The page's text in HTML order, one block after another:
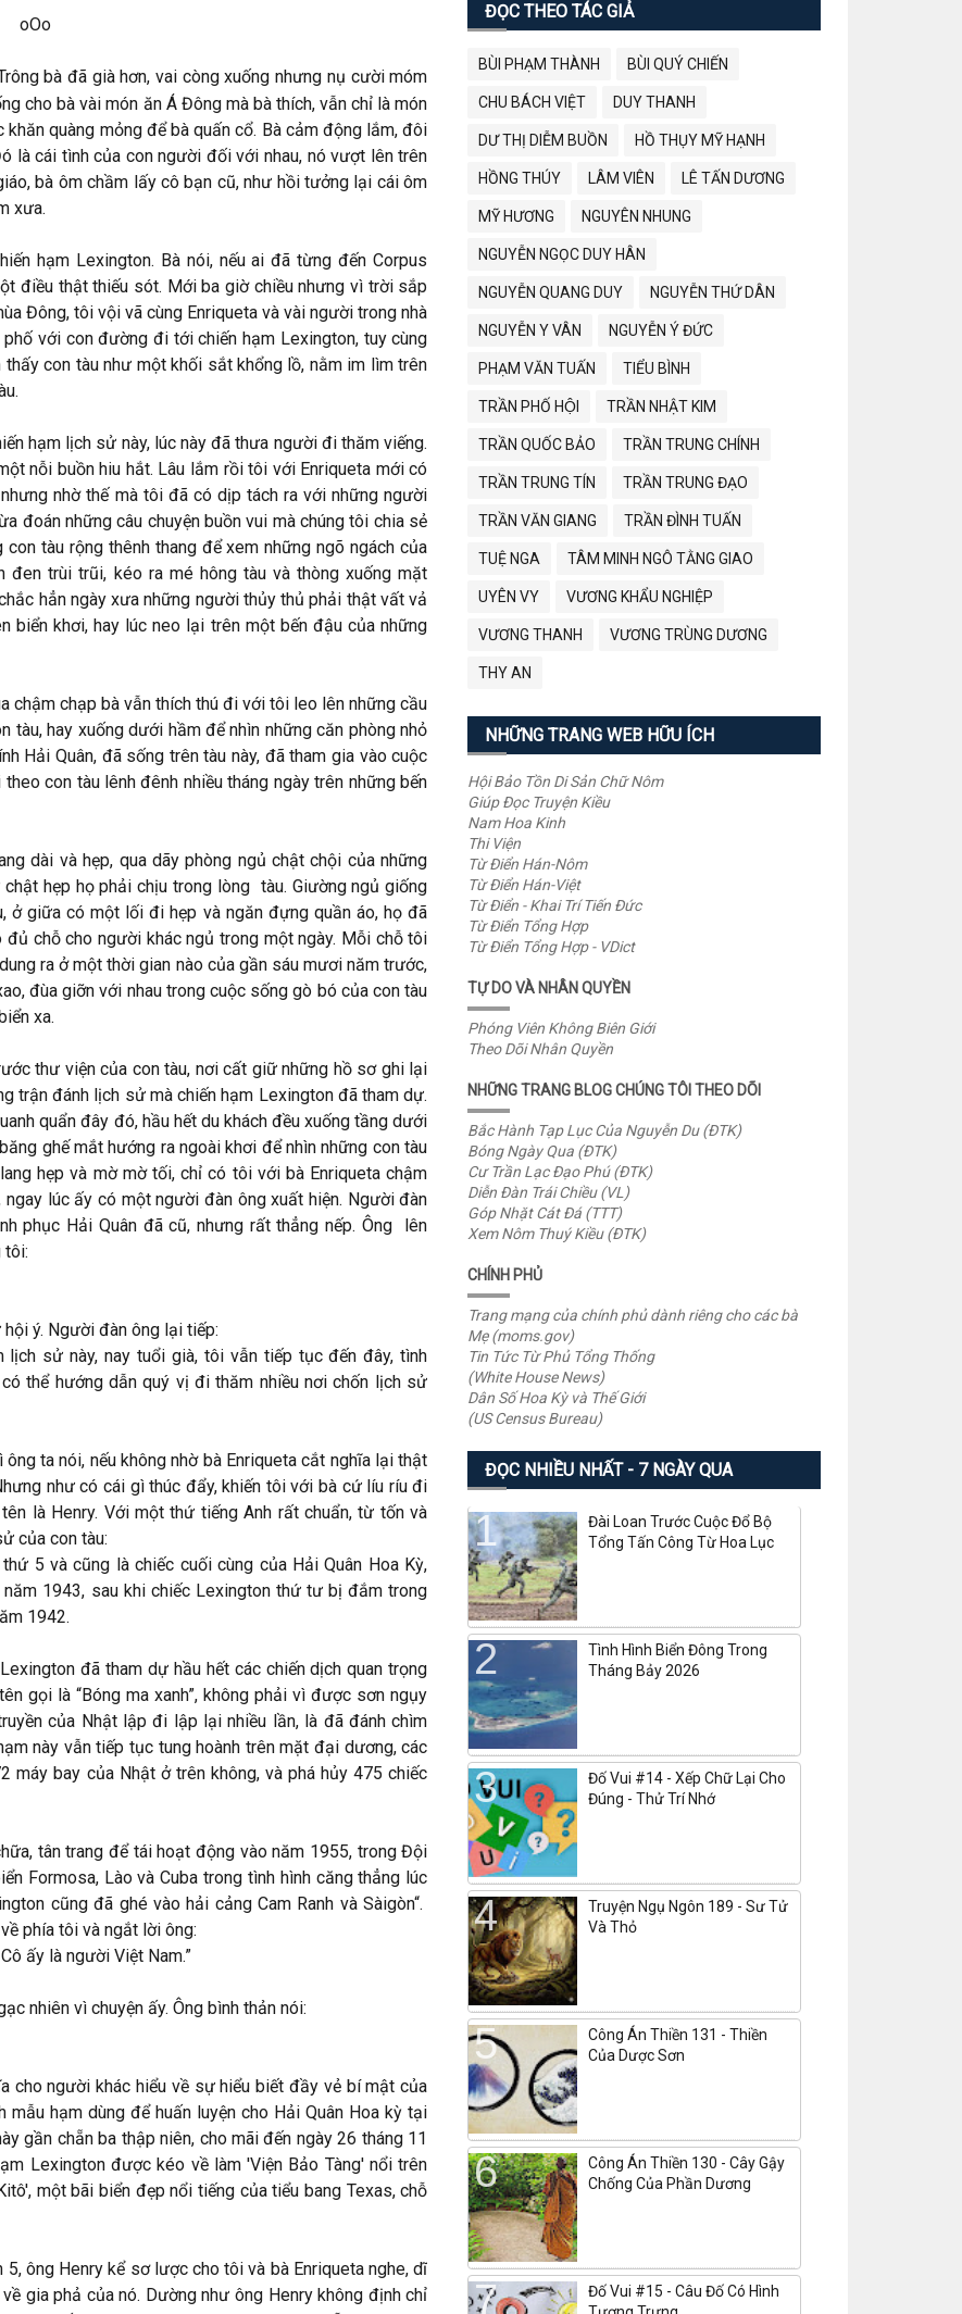
oOo
bà đã già hơn, vai còng xuống nhưng nụ cười móm
cho bà vài món ăn Á Đông mà bà thích, vẫn chỉ là món
quàng mỏng để bà quấn cổ. Bà cảm động lắm, đôi
là cái tình của con người đối với nhau, nó vượt lên trên
bà ôm chầm lấy cô bạn cũ, như hồi tưởng lại cái ôm
xưa.
hạm Lexington. Bà nói, nếu ai đã từng đến Corpus
điều thật thiếu sót. Mới ba giờ chiều nhưng vì trời sắp
Đông, tôi vội vã cùng Enriqueta và vài người trong nhà
với con đường đi tới chiến hạm Lexington, tuy cùng
con tàu như một khối sắt khổng lồ, nằm im lìm trên
hạm lịch sử này, lúc này đã thưa người đi thăm viếng.
nỗi buồn hiu hắt. Lâu lắm rồi tôi với Enriqueta mới có
nhờ thế mà tôi đã có dịp tách ra với những người
đoán những câu chuyện buồn vui mà chúng tôi chia sẻ
tàu rộng thênh thang để xem những ngõ ngách của
trùi trũi, kéo ra mé hông tàu và thòng xuống mặt
hẳn ngày xưa những người thủy thủ phải thật vất vả
biển khơi, hay lúc neo lại trên một bến đậu của những
chậm chạp bà vẫn thích thú đi với tôi leo lên những cầu
hay xuống dưới hầm để nhìn những căn phòng nhỏ
Hải Quân, đã sống trên tàu này, đã tham gia vào cuộc
con tàu lênh đênh nhiều tháng ngày trên những bến
dài và hẹp, qua dãy phòng ngủ chật chội của những
hẹp họ phải chịu trong lòng tàu. Giường ngủ giống
ở giữa có một lối đi hẹp và ngăn đựng quần áo, họ đã
chỗ cho người khác ngủ trong một ngày. Mỗi chỗ tôi
ra ở một thời gian nào của gần sáu mươi năm trước,
đùa giỡn với nhau trong cuộc sống gò bó của con tàu
xa.
thư viện của con tàu, nơi cất giữ những hồ sơ ghi lại
trận đánh lịch sử mà chiến hạm Lexington đã tham dự.
quẩn đây đó, hầu hết du khách đều xuống tầng dưới
ghế mắt hướng ra ngoài khơi để nhìn những con tàu
hẹp và mờ mờ tối, chỉ có tôi với bà Enriqueta chậm
lúc ấy có một người đàn ông xuất hiện. Người đàn
phục Hải Quân đã cũ, nhưng rất thẳng nếp. Ông lên
tôi:
ý. Người đàn ông lại tiếp:
sử này, nay tuổi già, tôi vẫn tiếp tục đến đây, tình
thể hướng dẫn quý vị đi thăm nhiều nơi chốn lịch sử
ta nói, nếu không nhờ bà Enriqueta cắt nghĩa lại thật
như có cái gì thúc đẩy, khiến tôi với bà cứ líu ríu đi
là Henry. Với một thứ tiếng Anh rất chuẩn, từ tốn và
của con tàu:
5 và cũng là chiếc cuối cùng của Hải Quân Hoa Kỳ,
1943, sau khi chiếc Lexington thứ tư bị đắm trong
1942.
đã tham dự hầu hết các chiến dịch quan trọng
gọi là “Bóng ma xanh”, không phải vì được sơn ngụy
của Nhật lập đi lập lại nhiều lần, là đã đánh chìm
này vẫn tiếp tục tung hoành trên mặt đại dương, các
máy bay của Nhật ở trên không, và phá hủy 475 chiếc
tân trang để tái hoạt động vào năm 1955, trong Đội
Formosa, Lào và Cuba trong tình hình căng thẳng lúc
cũng đã ghé vào hải cảng Cam Ranh và Sàigòn“.
phía tôi và ngắt lời ông:
ấy là người Việt Nam.”
nhiên vì chuyện ấy. Ông bình thản nói:
cho người khác hiểu về sự hiểu biết đầy vẻ bí mật của
hạm dùng để huấn luyện cho Hải Quân Hoa kỳ tại
gần chẵn ba thập niên, cho mãi đến ngày 26 tháng 11
Lexington được kéo về làm 'Viện Bảo Tàng' nổi trên
một bãi biển đẹp nổi tiếng của tiểu bang Texas, chỗ
ông Henry kể sơ lược cho tôi và bà Enriqueta nghe, dĩ
gia phả của nó. Dường như ông Henry không định chỉ
ĐỌC THEO TÁC GIẢ
BÙI PHẠM THÀNH BÙI QUÝ CHIẾN
CHU BÁCH VIỆT DUY THANH
DƯ THỊ DIỄM BUỒN HỒ THỤY MỸ HẠNH
HỒNG THÚY LÂM VIÊN LÊ TẤN DƯƠNG
MỸ HƯƠNG NGUYÊN NHUNG
NGUYỄN NGỌC DUY HÂN
NGUYỄN QUANG DUY NGUYỄN THỨ DÂN
NGUYỄN Y VÂN NGUYỄN Ý ĐỨC
PHẠM VĂN TUẤN TIỂU BÌNH
TRẦN PHỐ HỘI TRẦN NHẬT KIM
TRẦN QUỐC BẢO TRẦN TRUNG CHÍNH
TRẦN TRUNG TÍN TRẦN TRUNG ĐẠO
TRẦN VĂN GIANG TRẦN ĐÌNH TUẤN
TUỆ NGA TÂM MINH NGÔ TẰNG GIAO
UYÊN VY VƯƠNG KHẨU NGHIỆP
VƯƠNG THANH VƯƠNG TRÙNG DƯƠNG
THY AN
NHỮNG TRANG WEB HỮU ÍCH
Hội Bảo Tồn Di Sản Chữ Nôm
Giúp Đọc Truyện Kiều
Nam Hoa Kinh
Thi Viện
Từ Điển Hán-Nôm
Từ Điển Hán-Việt
Từ Điển - Khai Trí Tiến Đức
Từ Điển Tổng Hợp
Từ Điển Tổng Hợp - VDict
TỰ DO VÀ NHÂN QUYỀN
Phóng Viên Không Biên Giới
Theo Dõi Nhân Quyền
NHỮNG TRANG BLOG CHÚNG TÔI THEO DÕI
Bắc Hành Tạp Lục Của Nguyễn Du (ĐTK)
Bóng Ngày Qua (ĐTK)
Cư Trần Lạc Đạo Phú (ĐTK)
Diễn Đàn Trái Chiều (VL)
Góp Nhặt Cát Đá (TTT)
Xem Nôm Thuý Kiều (ĐTK)
CHÍNH PHỦ
Trang mạng của chính phủ dành riêng cho các bà
Mẹ (moms.gov)
Tin Tức Từ Phủ Tổng Thống
(White House News)
Dân Số Hoa Kỳ và Thế Giới
(US Census Bureau)
ĐỌC NHIỀU NHẤT - 7 NGÀY QUA
Đài Loan Trước Cuộc Đổ Bộ
Tổng Tấn Công Từ Hoa Lục
Tình Hình Biển Đông Trong
Tháng Bảy 2026
Đố Vui #14 - Xếp Chữ Lại Cho
Đúng - Thử Trí Nhớ
Truyện Ngụ Ngôn 189 - Sư Tử
Và Thỏ
Công Án Thiền 131 - Thiền
Của Dược Sơn
Công Án Thiền 130 - Cây Gậy
Chống Của Phần Dương
Đố Vui #15 - Câu Đố Có Hình